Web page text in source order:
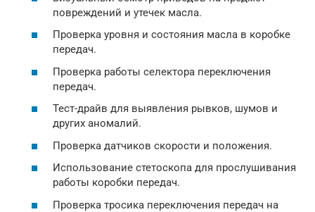
повреждений и утечек масла.
Проверка уровня и состояния масла в коробке
передач.
Проверка работы селектора переключения
передач.
Тест-драйв для выявления рывков, шумов и
других аномалий.
Проверка датчиков скорости и положения.
Использование стетоскопа для прослушивания
работы коробки передач.
Проверка тросика переключения передач на